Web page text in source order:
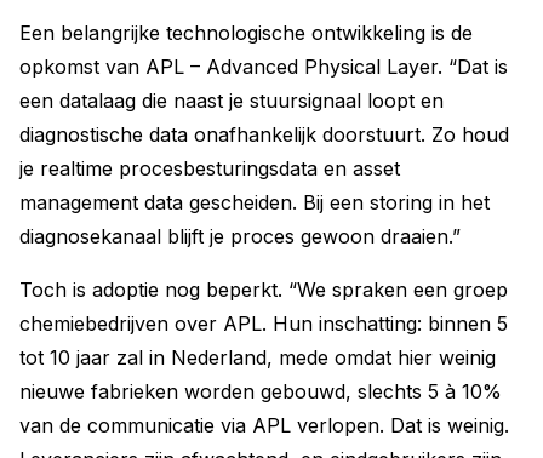
Een belangrijke technologische ontwikkeling is de
opkomst van APL – Advanced Physical Layer. “Dat is
een datalaag die naast je stuursignaal loopt en
diagnostische data onafhankelijk doorstuurt. Zo houd
je realtime procesbesturingsdata en asset
management data gescheiden. Bij een storing in het
diagnosekanaal blijft je proces gewoon draaien.”
Toch is adoptie nog beperkt. “We spraken een groep
chemiebedrijven over APL. Hun inschatting: binnen 5
tot 10 jaar zal in Nederland, mede omdat hier weinig
nieuwe fabrieken worden gebouwd, slechts 5 à 10%
van de communicatie via APL verlopen. Dat is weinig.